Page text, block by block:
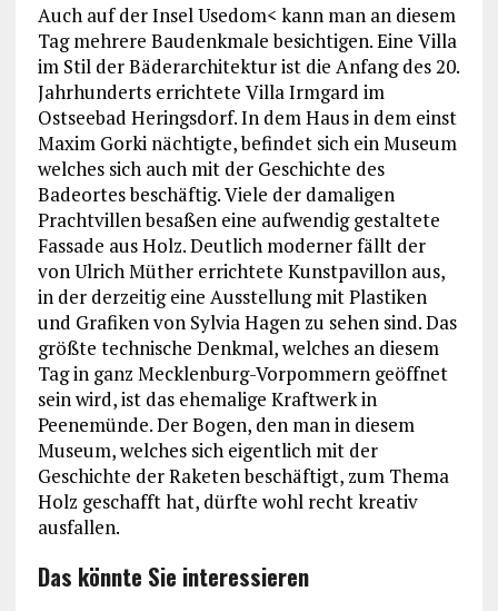
Auch auf der Insel Usedom< kann man an diesem
Tag mehrere Baudenkmale besichtigen. Eine Villa
im Stil der Bäderarchitektur ist die Anfang des 20.
Jahrhunderts errichtete Villa Irmgard im
Ostseebad Heringsdorf. In dem Haus in dem einst
Maxim Gorki nächtigte, befindet sich ein Museum
welches sich auch mit der Geschichte des
Badeortes beschäftig. Viele der damaligen
Prachtvillen besaßen eine aufwendig gestaltete
Fassade aus Holz. Deutlich moderner fällt der
von Ulrich Müther errichtete Kunstpavillon aus,
in der derzeitig eine Ausstellung mit Plastiken
und Grafiken von Sylvia Hagen zu sehen sind. Das
größte technische Denkmal, welches an diesem
Tag in ganz Mecklenburg-Vorpommern geöffnet
sein wird, ist das ehemalige Kraftwerk in
Peenemünde. Der Bogen, den man in diesem
Museum, welches sich eigentlich mit der
Geschichte der Raketen beschäftigt, zum Thema
Holz geschafft hat, dürfte wohl recht kreativ
ausfallen.
Das könnte Sie interessieren